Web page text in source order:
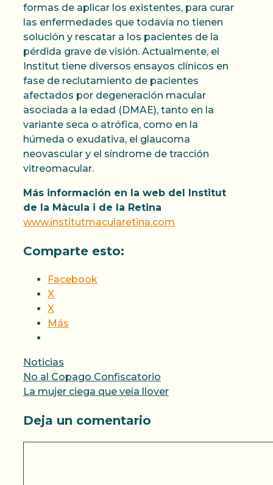
formas de aplicar los existentes, para curar
las enfermedades que todavía no tienen
solución y rescatar a los pacientes de la
pérdida grave de visión. Actualmente, el
Institut tiene diversos ensayos clínicos en
fase de reclutamiento de pacientes
afectados por degeneración macular
asociada a la edad (DMAE), tanto en la
variante seca o atrófica, como en la
húmeda o exudativa, el glaucoma
neovascular y el síndrome de tracción
vitreomacular.
Más información en la web del Institut
de la Màcula i de la Retina
www.institutmacularetina.com
Comparte esto:
Facebook
X
X
Más
Categorías
Noticias
No al Copago Confiscatorio
Deja un comentario